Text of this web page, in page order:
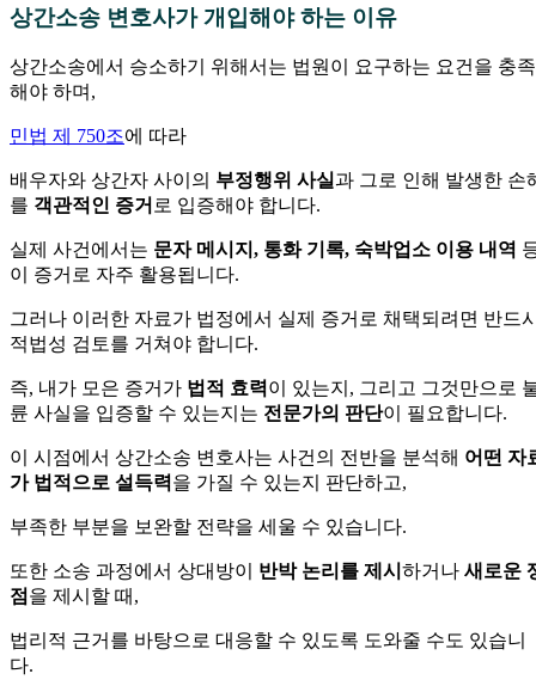
상간소송 변호사가 개입해야 하는 이유
상간소송에서 승소하기 위해서는 법원이 요구하는 요건을 충족
해야 하며,
민법 제 750조에 따라
배우자와 상간자 사이의 부정행위 사실과 그로 인해 발생한 손
를 객관적인 증거 로 입증해야 합니다.
실제 사건에서는 문자 메시지, 통화 기록, 숙박업소 이용 내역
이 증거로 자주 활용됩니다.
그러나 이러한 자료가 법정에서 실제 증거로 채택되려면 반드
적법성 검토를 거쳐야 합니다.
즉, 내가 모은 증거가 법적 효력이 있는지, 그리고 그것만으로
륜 사실을 입증할 수 있는지는 전문가의 판단이 필요합니다.
이 시점에서 상간소송 변호사는 사건의 전반을 분석해 어떤 자
가 법적으로 설득력을 가질 수 있는지 판단하고,
부족한 부분을 보완할 전략을 세울 수 있습니다.
또한 소송 과정에서 상대방이 반박 논리를 제시 하거나 새로운
점 을 제시할 때,
법리적 근거를 바탕으로 대응할 수 있도록 도와줄 수도 있습니
다.